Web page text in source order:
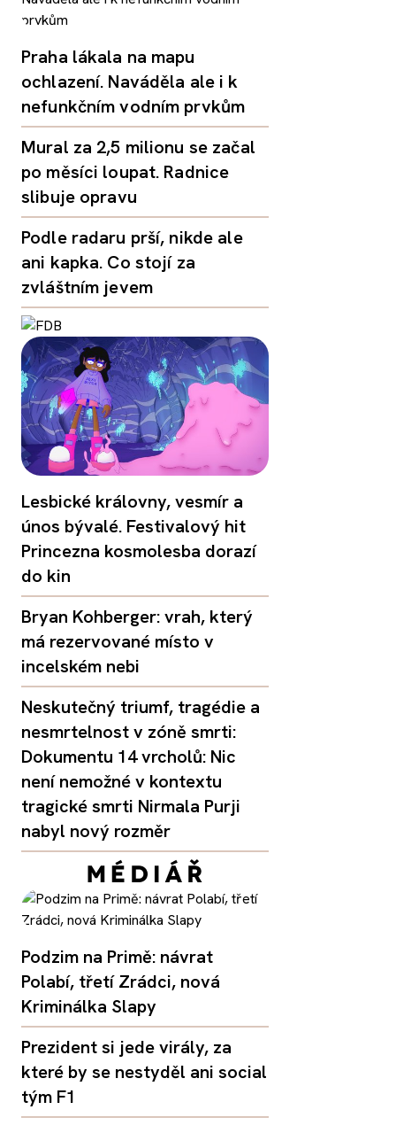
Praha lákala na mapu
ochlazení. Naváděla ale i k
nefunkčním vodním prvkům
Mural za 2,5 milionu se začal
po měsíci loupat. Radnice
slibuje opravu
Podle radaru prší, nikde ale
ani kapka. Co stojí za
zvláštním jevem
Lesbické královny, vesmír a
únos bývalé. Festivalový hit
Princezna kosmolesba dorazí
do kin
Bryan Kohberger: vrah, který
má rezervované místo v
incelském nebi
Neskutečný triumf, tragédie a
nesmrtelnost v zóně smrti:
Dokumentu 14 vrcholů: Nic
není nemožné v kontextu
tragické smrti Nirmala Purji
nabyl nový rozměr
Podzim na Primě: návrat
Polabí, třetí Zrádci, nová
Kriminálka Slapy
Prezident si jede virály, za
které by se nestyděl ani social
tým F1